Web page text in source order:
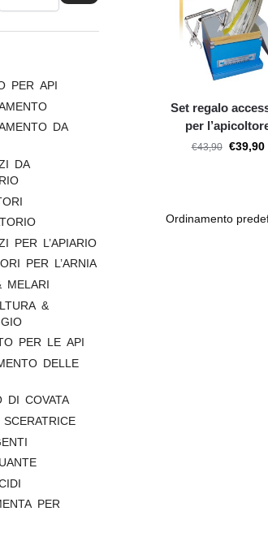
Set regalo
per
€43,90 €39,90
PER API
DA
DA
PER L’APIARIO
PER L’ARNIA
MELARI
&
PER LE API
DELLE
DI COVATA
PER